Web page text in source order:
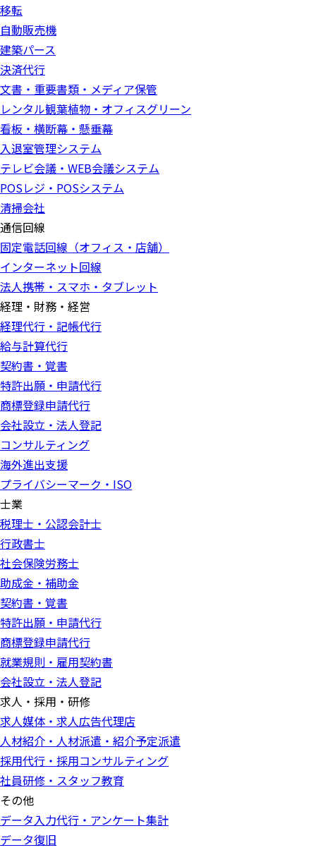
移転
自動販売機
建築パース
決済代行
文書・重要書類・メディア保管
レンタル観葉植物・オフィスグリーン
看板・横断幕・懸垂幕
入退室管理システム
テレビ会議・WEB会議システム
POSレジ・POSシステム
清掃会社
通信回線
固定電話回線（オフィス・店舗）
インターネット回線
法人携帯・スマホ・タブレット
経理・財務・経営
経理代行・記帳代行
給与計算代行
契約書・覚書
特許出願・申請代行
商標登録申請代行
会社設立・法人登記
コンサルティング
海外進出支援
プライバシーマーク・ISO
士業
税理士・公認会計士
行政書士
社会保険労務士
助成金・補助金
契約書・覚書
特許出願・申請代行
商標登録申請代行
就業規則・雇用契約書
会社設立・法人登記
求人・採用・研修
求人媒体・求人広告代理店
人材紹介・人材派遣・紹介予定派遣
採用代行・採用コンサルティング
社員研修・スタッフ教育
その他
データ入力代行・アンケート集計
データ復旧